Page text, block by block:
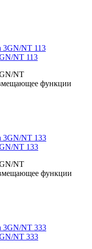
NT 113
NT
функции
NT 133
NT
функции
NT 333